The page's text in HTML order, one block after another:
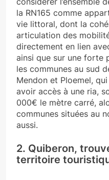
la RN165 comme
vie littoral, dont la
articulation des
directement en lien
ainsi que sur une forte
les communes au sud
Mendon et Ploemel,
avoir accès à une ria,
000€ le mètre carré,
communes situées au
aussi.
2. Quiberon,
territoire